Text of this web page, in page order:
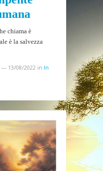
chiama è
è la salvezza
— 13/08/2022 in In